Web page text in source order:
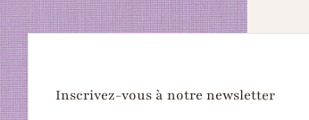
Inscrivez-vous à notre newsletter